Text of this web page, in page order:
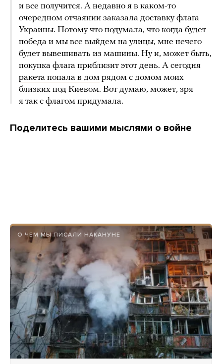
и все получится. А недавно я в каком-то
очередном отчаянии заказала доставку флага
Украины. Потому что подумала, что когда будет
победа и мы все выйдем на улицы, мне нечего
будет вывешивать из машины. Ну и, может быть,
покупка флага приблизит этот день. А сегодня
ракета попала в дом рядом с домом моих
близких под Киевом. Вот думаю, может, зря
я так с флагом придумала.
Поделитесь вашими мыслями о войне
О ЧЕМ МЫ ПИСАЛИ НАКАНУНЕ